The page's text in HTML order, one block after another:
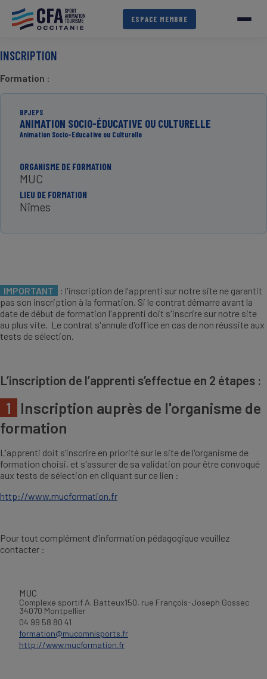
contenu
ESPACE MEMBRE
INSCRIPTION
Formation :
BPJEPS
ANIMATION SOCIO-ÉDUCATIVE OU CULTURELLE
Animation Socio-Educative ou Culturelle
ORGANISME DE FORMATION
MUC
LIEU DE FORMATION
Nîmes
IMPORTANT
: l'inscription de l'apprenti sur notre site ne garantit
pas son inscription à la formation. Si le contrat démarre avant la
date de début de formation l'apprenti doit s'inscrire sur notre site
au plus vite. Le contrat s'annule d'office en cas de non réussite aux
tests de sélection.
L’inscription de l’apprenti s’effectue en 2 étapes :
1
Inscription auprès de l'organisme de
formation
L'apprenti doit s’inscrire en priorité sur le site de l'organisme de
formation choisi, et s'assurer de sa validation pour être convoqué
aux tests de sélection en cliquant sur ce lien :
http://www.mucformation.fr
Pour tout complément d’information pédagogique veuillez
contacter :
MUC
Complexe sportif A. Batteux150, rue François-Joseph Gossec
34070 Montpellier
04 99 58 80 41
formation@mucomnisports.fr
http://www.mucformation.fr